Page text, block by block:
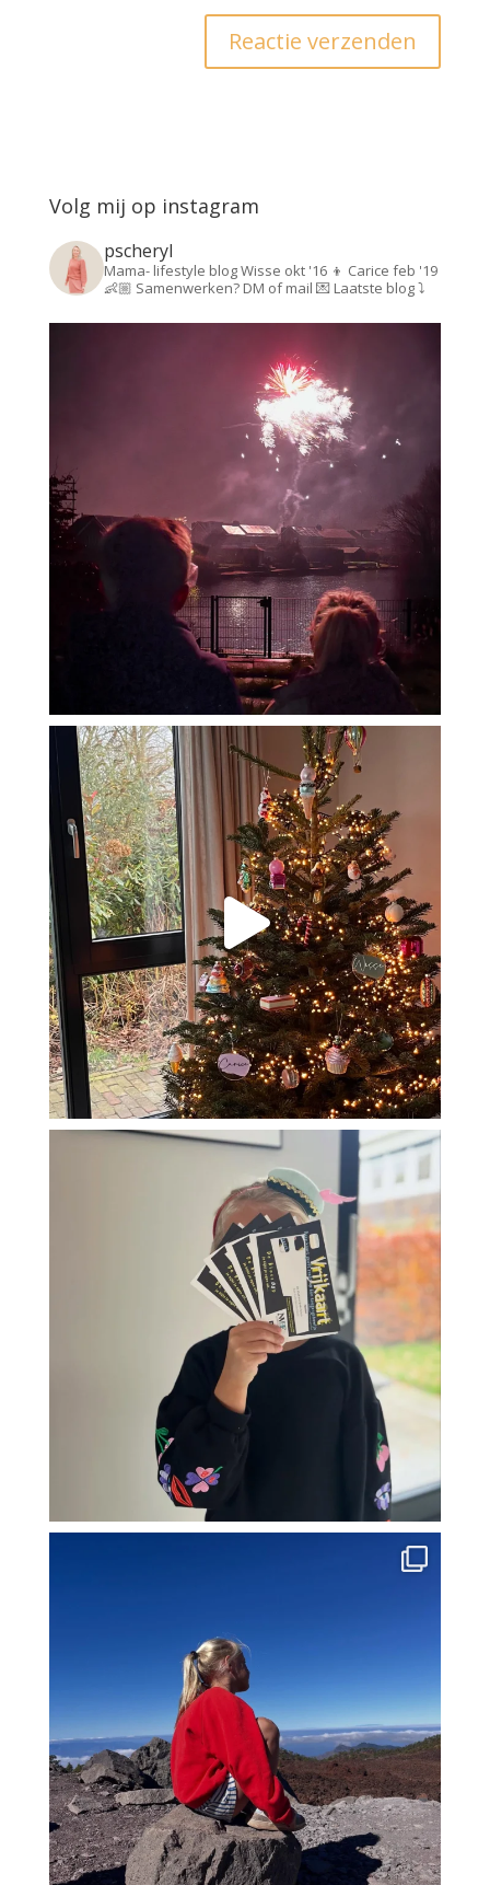
Volg mij op instagram
pscheryl
Mama- lifestyle blogWisse okt '16 👦 Carice feb '19
👶🏼 Samenwerken? DM of mail 💌Laatste blog ⤵️